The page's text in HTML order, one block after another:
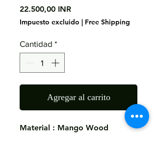
22.500,00 INRPrecio
Impuesto excluido | Free Shipping
Cantidad *
Agregar al carrito
Material : Mango Wood